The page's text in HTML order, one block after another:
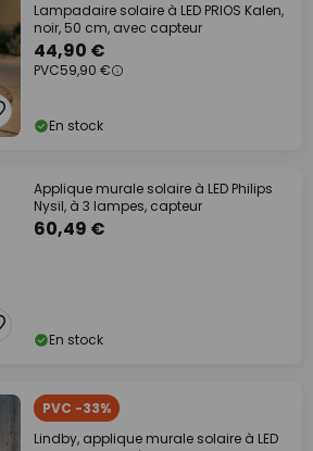
Lampadaire solaire à LED PRIOS Kalen,
noir, 50 cm, avec capteur
44,90 €
PVC59,90 €
En stock
Applique murale solaire à LED Philips
Nysil, à 3 lampes, capteur
60,49 €
En stock
PVC -33%
Lindby, applique murale solaire à LED